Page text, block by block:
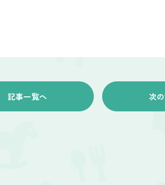
記事一覧へ 次